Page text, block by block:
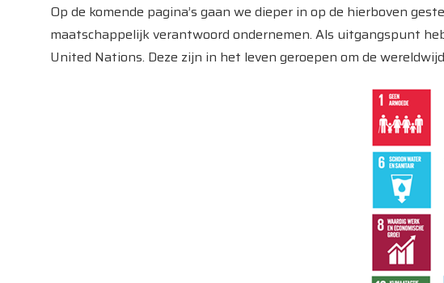
Op de komende pagina’s gaan we dieper in op de hierboven
maatschappelijk verantwoord ondernemen. Als uitgangspunt
United Nations. Deze zijn in het leven geroepen om de